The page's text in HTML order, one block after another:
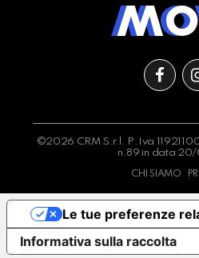
©2026 CRM S.r.l. P.Iva
n.89 in data
CHI SIAMO
Informativa sulla raccolta
Le tue preferenze